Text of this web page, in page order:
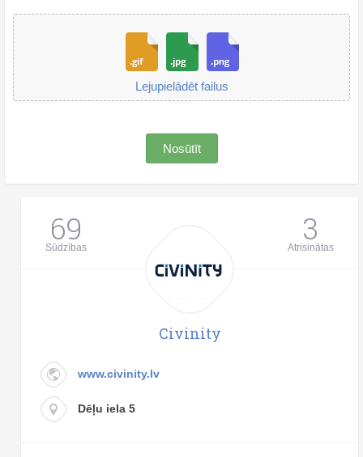
Lejupielādēt failus
Nosūtīt
69
Sūdzības 3
Atrisinātas
Civinity
www.civinity.lv
Dēļu iela 5